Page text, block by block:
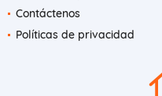
Contáctenos
Políticas de privacidad